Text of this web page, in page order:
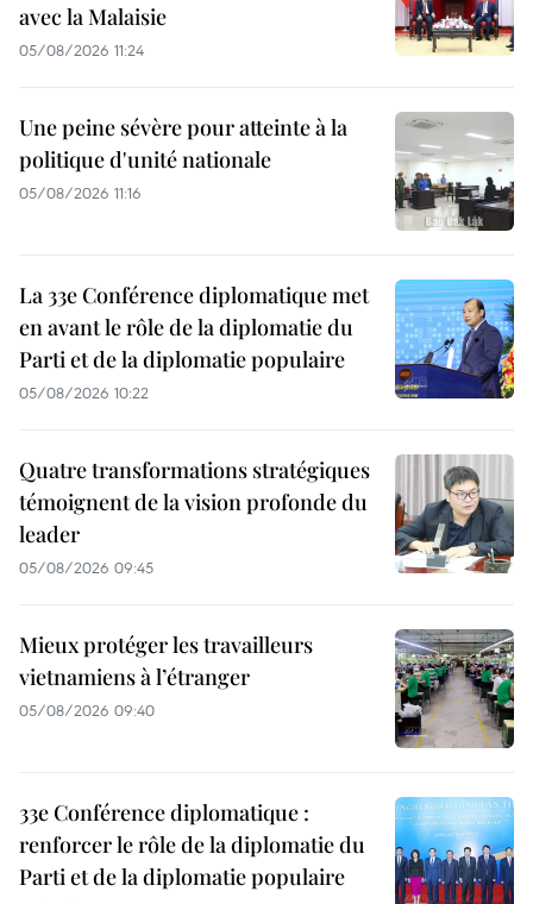
avec la Malaisie
05/08/2026 11:24
Une peine sévère pour atteinte à la
politique d'unité nationale
05/08/2026 11:16
La 33e Conférence diplomatique met
en avant le rôle de la diplomatie du
Parti et de la diplomatie populaire
05/08/2026 10:22
Quatre transformations stratégiques
témoignent de la vision profonde du
leader
05/08/2026 09:45
Mieux protéger les travailleurs
vietnamiens à l’étranger
05/08/2026 09:40
33e Conférence diplomatique :
renforcer le rôle de la diplomatie du
Parti et de la diplomatie populaire